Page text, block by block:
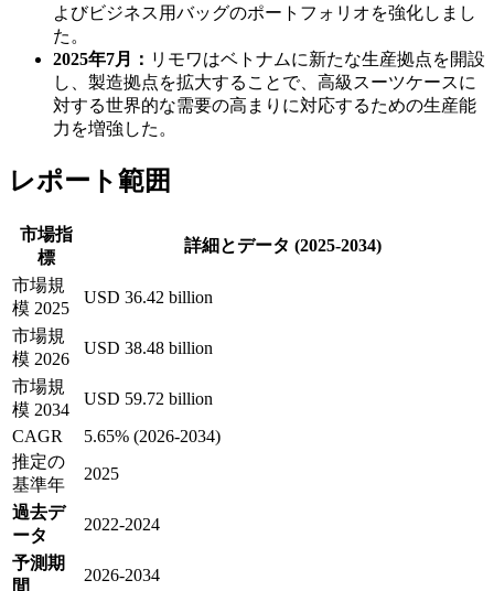
よびビジネス用バッグのポートフォリオを強化しまし
た。
2025年7月： リモワはベトナムに新たな生産拠点を開設
し、製造拠点を拡大することで、高級スーツケースに
対する世界的な需要の高まりに対応するための生産能
力を増強した。
レポート範囲
市場指
標
詳細とデータ (2025-2034)
市場規
模 2025
USD 36.42 billion
市場規
模 2026
USD 38.48 billion
市場規
模 2034
USD 59.72 billion
CAGR
5.65% (2026-2034)
推定の
基準年
2025
過去デ
ータ
2022-2024
予測期
間
2026-2034